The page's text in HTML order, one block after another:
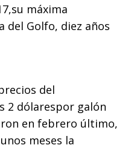
máxima
del Golfo, diez años
del
2 dólarespor galón
en febrero último,
meses la